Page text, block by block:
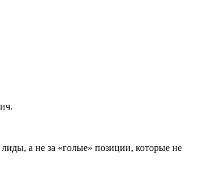
а не за «голые» позиции, которые не